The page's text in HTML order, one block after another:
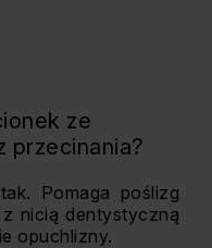
ze
przecinania?
Pomaga poślizg
z nicią dentystyczną
opuchlizny.